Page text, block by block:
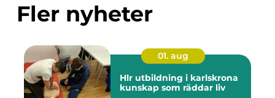
Fler nyheter
01. aug
Hlr utbildning i karlskrona
kunskap som räddar liv